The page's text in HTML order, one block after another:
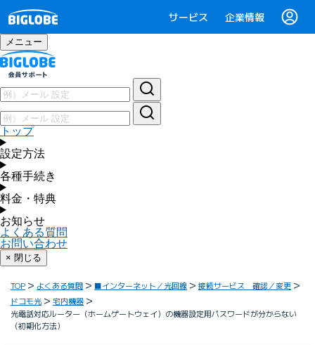
サービス 企業情報
メニュー
トップ
設定方法
各種手続き
料金・特典
お知らせ
よくある質問
お問い合わせ
× 閉じる
TOP よくある質問 ■インターネット／光回線
接続サービス 確認／変更
ドコモ光
宅内機器
光電話対応ルーター（ホームゲートウェイ）の機器設定用パスワードが分からない
（初期化方法）